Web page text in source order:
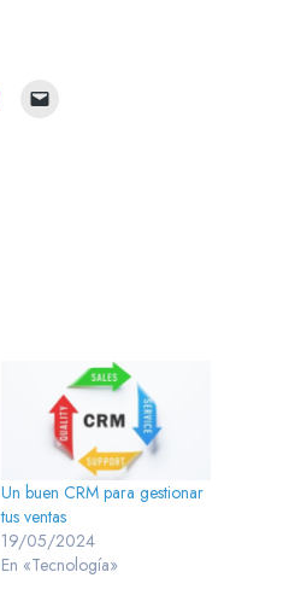
Un buen CRM para gestionar
tus ventas
19/05/2024
En «Tecnología»